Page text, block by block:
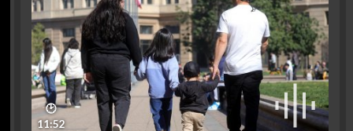
🕑
11:52